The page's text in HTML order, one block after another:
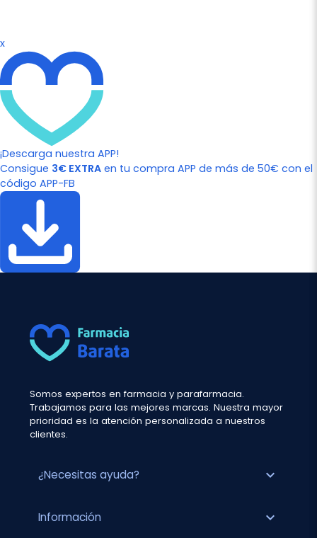
x
¡Descarga nuestra APP!
Consigue 3€ EXTRA en tu compra APP de más de 50€ con el
código APP-FB
Somos expertos en farmacia y parafarmacia.
Trabajamos para las mejores marcas. Nuestra mayor
prioridad es la atención personalizada a nuestros
clientes.
¿Necesitas ayuda? expand_more
Información expand_more